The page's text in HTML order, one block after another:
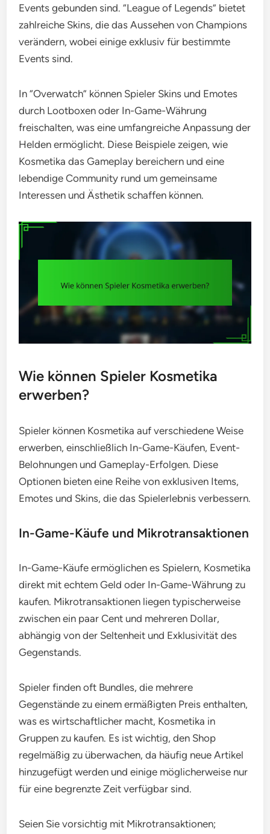
Events gebunden sind. “League of Legends” bietet
zahlreiche Skins, die das Aussehen von Champions
verändern, wobei einige exklusiv für bestimmte
Events sind.
In “Overwatch” können Spieler Skins und Emotes
durch Lootboxen oder In-Game-Währung
freischalten, was eine umfangreiche Anpassung der
Helden ermöglicht. Diese Beispiele zeigen, wie
Kosmetika das Gameplay bereichern und eine
lebendige Community rund um gemeinsame
Interessen und Ästhetik schaffen können.
Wie können Spieler Kosmetika
erwerben?
Spieler können Kosmetika auf verschiedene Weise
erwerben, einschließlich In-Game-Käufen, Event-
Belohnungen und Gameplay-Erfolgen. Diese
Optionen bieten eine Reihe von exklusiven Items,
Emotes und Skins, die das Spielerlebnis verbessern.
In-Game-Käufe und Mikrotransaktionen
In-Game-Käufe ermöglichen es Spielern, Kosmetika
direkt mit echtem Geld oder In-Game-Währung zu
kaufen. Mikrotransaktionen liegen typischerweise
zwischen ein paar Cent und mehreren Dollar,
abhängig von der Seltenheit und Exklusivität des
Gegenstands.
Spieler finden oft Bundles, die mehrere
Gegenstände zu einem ermäßigten Preis enthalten,
was es wirtschaftlicher macht, Kosmetika in
Gruppen zu kaufen. Es ist wichtig, den Shop
regelmäßig zu überwachen, da häufig neue Artikel
hinzugefügt werden und einige möglicherweise nur
für eine begrenzte Zeit verfügbar sind.
Seien Sie vorsichtig mit Mikrotransaktionen;